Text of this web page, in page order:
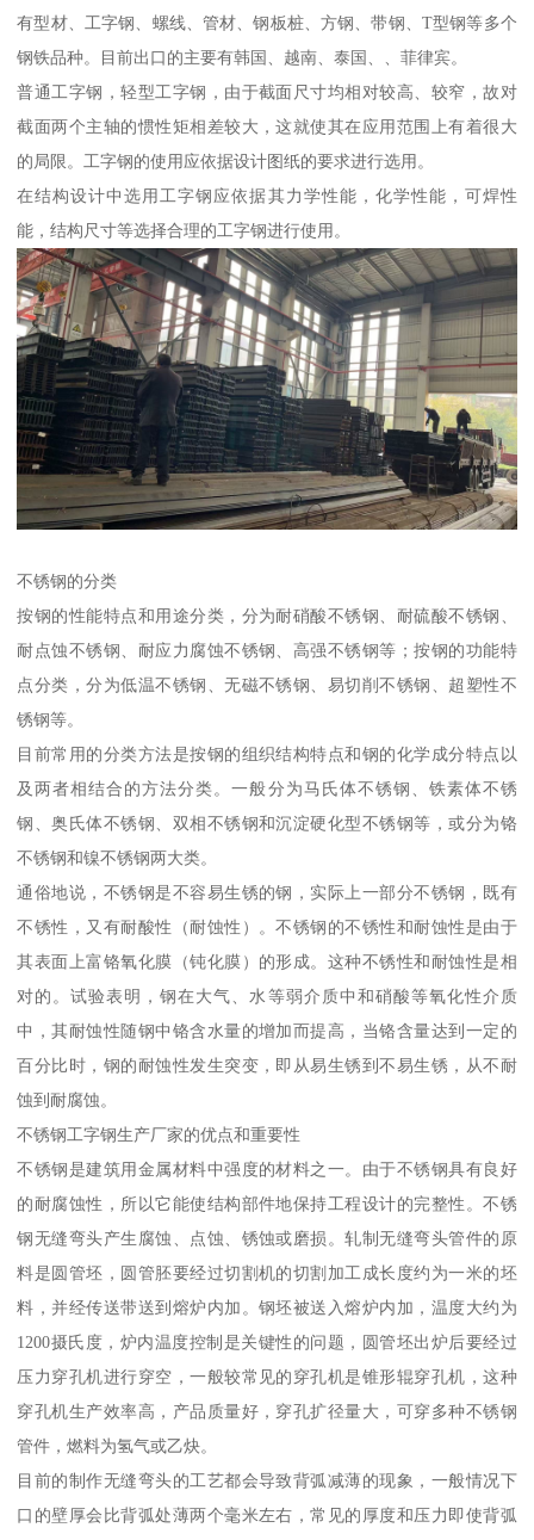
有型材、工字钢、螺线、管材、钢板桩、方钢、带钢、T型钢等多个
钢铁品种。目前出口的主要有韩国、越南、泰国、、菲律宾。
普通工字钢，轻型工字钢，由于截面尺寸均相对较高、较窄，故对
截面两个主轴的惯性矩相差较大，这就使其在应用范围上有着很大
的局限。工字钢的使用应依据设计图纸的要求进行选用。
在结构设计中选用工字钢应依据其力学性能，化学性能，可焊性
能，结构尺寸等选择合理的工字钢进行使用。
不锈钢的分类
按钢的性能特点和用途分类，分为耐硝酸不锈钢、耐硫酸不锈钢、
耐点蚀不锈钢、耐应力腐蚀不锈钢、高强不锈钢等；按钢的功能特
点分类，分为低温不锈钢、无磁不锈钢、易切削不锈钢、超塑性不
锈钢等。
目前常用的分类方法是按钢的组织结构特点和钢的化学成分特点以
及两者相结合的方法分类。一般分为马氏体不锈钢、铁素体不锈
钢、奥氏体不锈钢、双相不锈钢和沉淀硬化型不锈钢等，或分为铬
不锈钢和镍不锈钢两大类。
通俗地说，不锈钢是不容易生锈的钢，实际上一部分不锈钢，既有
不锈性，又有耐酸性（耐蚀性）。不锈钢的不锈性和耐蚀性是由于
其表面上富铬氧化膜（钝化膜）的形成。这种不锈性和耐蚀性是相
对的。试验表明，钢在大气、水等弱介质中和硝酸等氧化性介质
中，其耐蚀性随钢中铬含水量的增加而提高，当铬含量达到一定的
百分比时，钢的耐蚀性发生突变，即从易生锈到不易生锈，从不耐
蚀到耐腐蚀。
不锈钢工字钢生产厂家的优点和重要性
不锈钢是建筑用金属材料中强度的材料之一。由于不锈钢具有良好
的耐腐蚀性，所以它能使结构部件地保持工程设计的完整性。不锈
钢无缝弯头产生腐蚀、点蚀、锈蚀或磨损。轧制无缝弯头管件的原
料是圆管坯，圆管胚要经过切割机的切割加工成长度约为一米的坯
料，并经传送带送到熔炉内加。钢坯被送入熔炉内加，温度大约为
1200摄氏度，炉内温度控制是关键性的问题，圆管坯出炉后要经过
压力穿孔机进行穿空，一般较常见的穿孔机是锥形辊穿孔机，这种
穿孔机生产效率高，产品质量好，穿孔扩径量大，可穿多种不锈钢
管件，燃料为氢气或乙炔。
目前的制作无缝弯头的工艺都会导致背弧减薄的现象，一般情况下
口的壁厚会比背弧处薄两个毫米左右，常见的厚度和压力即使背弧